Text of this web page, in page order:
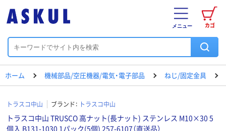
カゴ
メニュー
ホーム 機械部品/空圧機器/電気・電子部品 ねじ/固定金具
トラスコ中山 ブランド： トラスコ中山
トラスコ中山 TRUSCO 高ナット(長ナット) ステンレス M10×30 5
個入 B131-1030 1パック(5個) 257-6107（直送品）